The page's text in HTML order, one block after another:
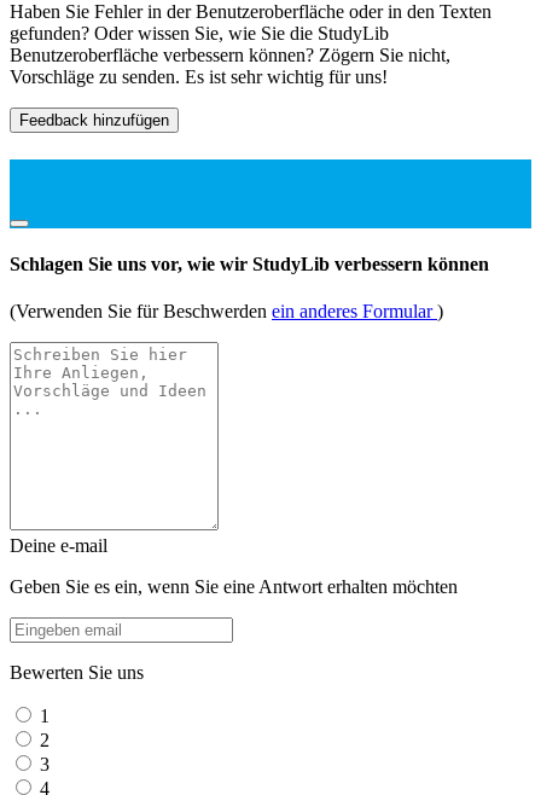
Haben Sie Fehler in der Benutzeroberfläche oder in den Texten
gefunden? Oder wissen Sie, wie Sie die StudyLib
Benutzeroberfläche verbessern können? Zögern Sie nicht,
Vorschläge zu senden. Es ist sehr wichtig für uns!
Feedback hinzufügen
Schlagen Sie uns vor, wie wir StudyLib verbessern können
(Verwenden Sie für Beschwerden ein anderes Formular)
Deine e-mail
Geben Sie es ein, wenn Sie eine Antwort erhalten möchten
Bewerten Sie uns
1
2
3
4